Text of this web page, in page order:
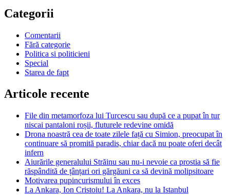
Categorii
Comentarii
Fără categorie
Politica si politicieni
Special
Starea de fapt
Articole recente
File din metamorfoza lui Turcescu sau după ce a pupat în tur
niscai pantaloni roșii, fluturele redevine omidă
Drona noastră cea de toate zilele față cu Simion, preocupat în
continuare să promită paradis, chiar dacă nu poate oferi decât
infern
Aiurările generalului Străinu sau nu-i nevoie ca prostia să fie
răspândită de țânțari ori gărgăuni ca să devină molipsitoare
Motivarea pupincurismului în exces
La Ankara, Ion Cristoiu! La Ankara, nu la Istanbul